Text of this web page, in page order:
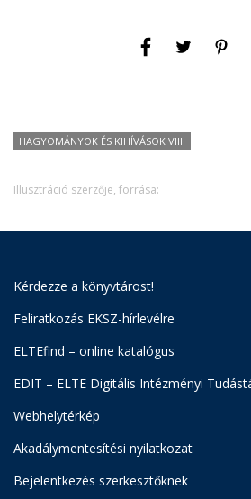
HAGYOMÁNYOK ÉS KIHÍVÁSOK VIII.
Illusztráció szerzője, forrása:
Kérdezze a könyvtárost!
Feliratkozás EKSZ-hírlevélre
ELTEfind – online katalógus
EDIT – ELTE Digitális Intézményi
Webhelytérkép
Akadálymentesítési nyilatkozat
Bejelentkezés szerkesztőknek